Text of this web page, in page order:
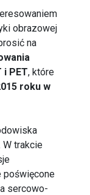
obrazowej
na
i PET, które
roku w
trakcie
poświęcone
sercowo-